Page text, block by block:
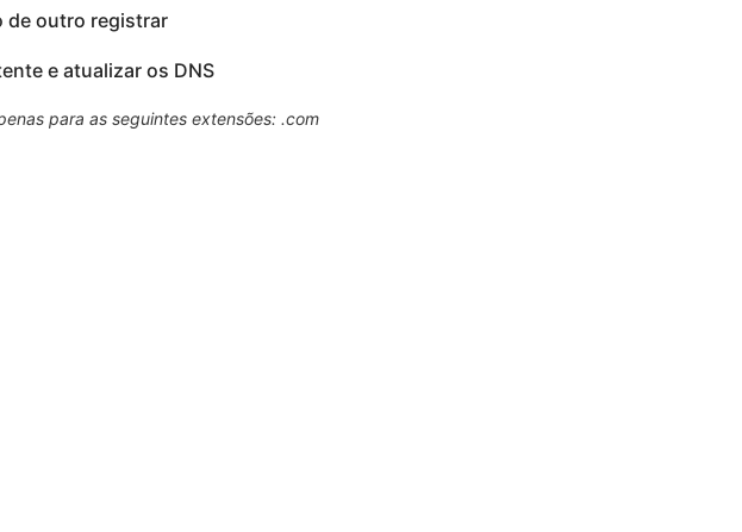
de outro registrar
e atualizar os DNS
para as seguintes extensões: .com